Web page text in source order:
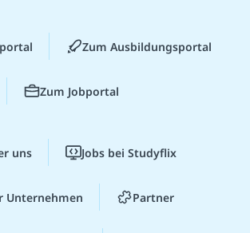
Zum Ausbildungsportal
Zum Jobportal
uns Jobs bei Studyflix
Unternehmen Partner